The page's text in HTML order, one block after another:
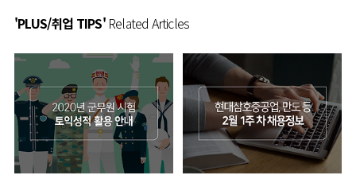
'PLUS/취업 TIPS'Related Articles